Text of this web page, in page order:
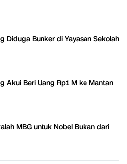
Diduga Bunker di Yayasan Sekolah
Akui Beri Uang Rp1 M ke Mantan
MBG untuk Nobel Bukan dari